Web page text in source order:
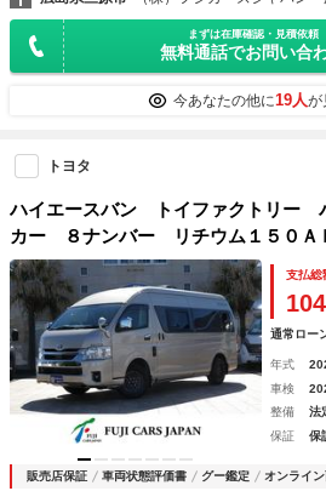
まずは在庫確認・見積依頼
無料通話でお問い合
今あなたの他に19人が
トヨタ
ハイエースバン トイファクトリー
カー ８ナンバー リチウム１５０Ａ
ター マックスファン 走行充電 外
Ｆヒーター トイファクリーフ Ｔ
ク ４人乗車５人就寝
支払総
通常ロー
年式
車検
整備
法
保証
保
販売店保証 車両状態評価書 グー鑑定 オンライン